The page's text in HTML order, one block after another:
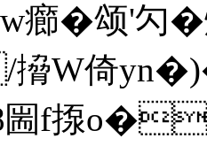
癤�颂'勽
/搚W倚
f揼o�